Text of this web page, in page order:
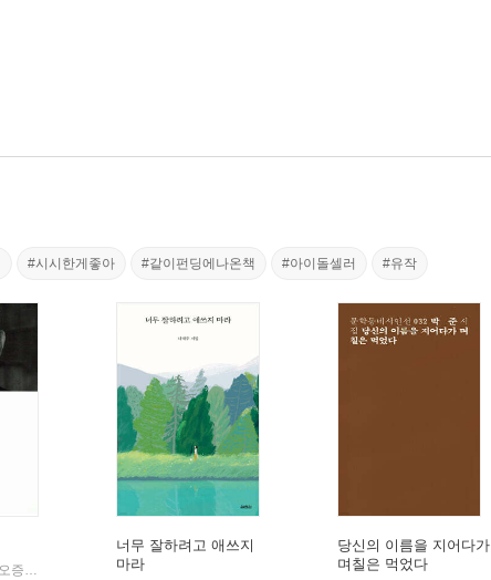
#시시한게좋아 #같이펀딩에나온책 #아이돌셀러 #유작
사무엘 베게트 저/오증자 역
너무 잘하려고 애쓰지
마라
당신의 이름을 지어다가
며칠은 먹었다